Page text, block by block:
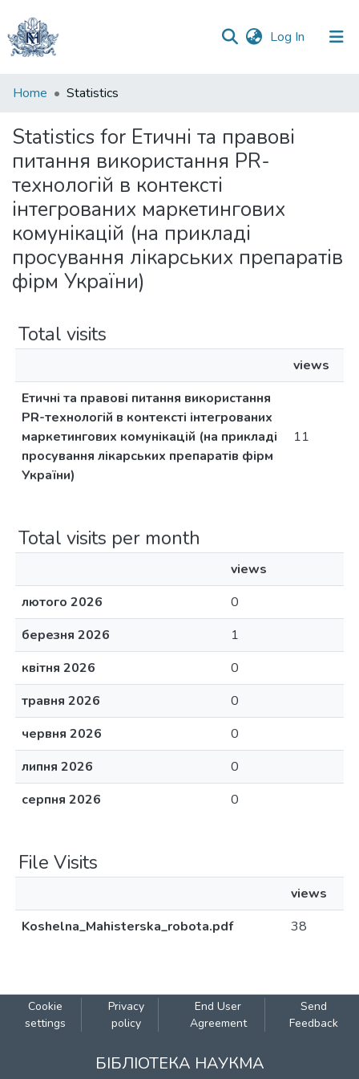
Log In (current)
Communities
Collections
All of DSpace
Home Statistics
Statistics for Етичні та правові
питання використання PR-
технологій в контексті
інтегрованих маркетингових
комунікацій (на прикладі
просування лікарських препаратів
фірм України)
Total visits
views
Етичні та правові питання використання
PR-технологій в контексті інтегрованих
маркетингових комунікацій (на прикладі
просування лікарських препаратів фірм
України)
11
Total visits per month
views
лютого 2026
0
березня 2026
1
квітня 2026
0
травня 2026
0
червня 2026
0
липня 2026
0
серпня 2026
0
File Visits
views
Koshelna_Mahisterska_robota.pdf
38
Cookie
settings
Privacy
policy
End User
Agreement
Send
Feedback
БІБЛІОТЕКА НАУКМА